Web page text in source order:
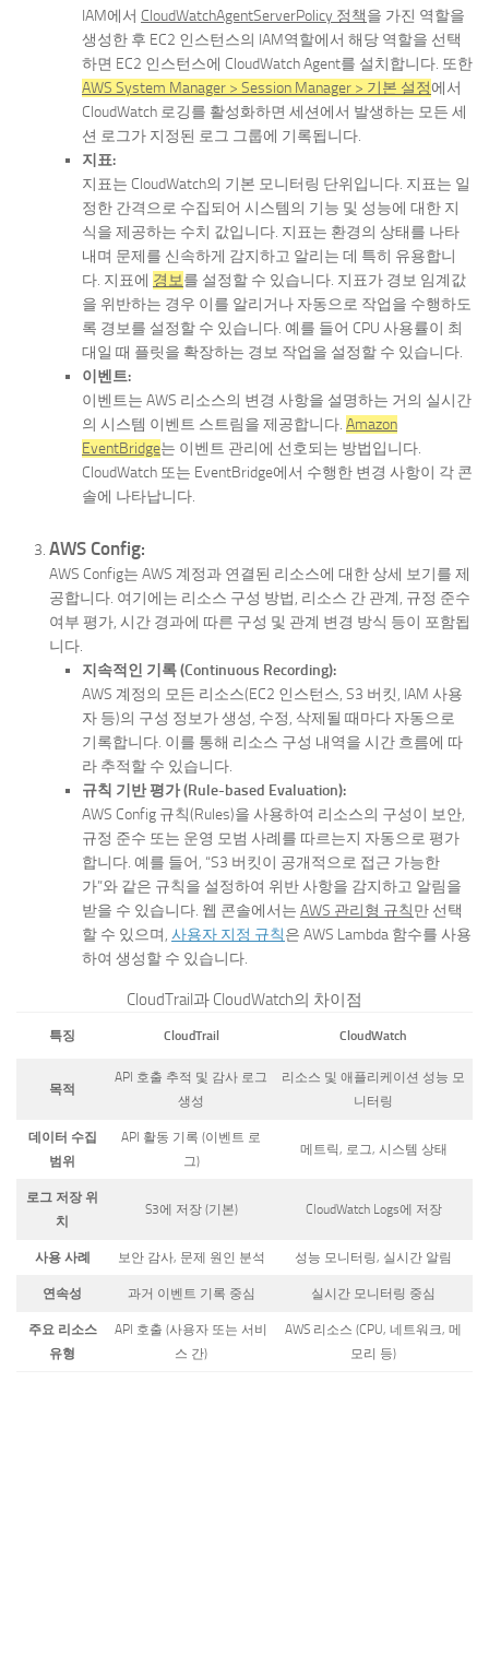
IAM에서 CloudWatchAgentServerPolicy 정책을 가진 역할을
생성한 후 EC2 인스턴스의 IAM역할에서 해당 역할을 선택
하면 EC2 인스턴스에 CloudWatch Agent를 설치합니다. 또한
AWS System Manager > Session Manager > 기본 설정에서
CloudWatch 로깅를 활성화하면 세션에서 발생하는 모든 세
션 로그가 지정된 로그 그룹에 기록됩니다.
지표:
지표는 CloudWatch의 기본 모니터링 단위입니다. 지표는 일
정한 간격으로 수집되어 시스템의 기능 및 성능에 대한 지
식을 제공하는 수치 값입니다. 지표는 환경의 상태를 나타
내며 문제를 신속하게 감지하고 알리는 데 특히 유용합니
다. 지표에 경보를 설정할 수 있습니다. 지표가 경보 임계값
을 위반하는 경우 이를 알리거나 자동으로 작업을 수행하도
록 경보를 설정할 수 있습니다. 예를 들어 CPU 사용률이 최
대일 때 플릿을 확장하는 경보 작업을 설정할 수 있습니다.
이벤트:
이벤트는 AWS 리소스의 변경 사항을 설명하는 거의 실시간
의 시스템 이벤트 스트림을 제공합니다. Amazon
EventBridge는 이벤트 관리에 선호되는 방법입니다.
CloudWatch 또는 EventBridge에서 수행한 변경 사항이 각 콘
솔에 나타납니다.
AWS Config:
AWS Config는 AWS 계정과 연결된 리소스에 대한 상세 보기를 제
공합니다. 여기에는 리소스 구성 방법, 리소스 간 관계, 규정 준수
여부 평가, 시간 경과에 따른 구성 및 관계 변경 방식 등이 포함됩
니다.
지속적인 기록 (Continuous Recording):
AWS 계정의 모든 리소스(EC2 인스턴스, S3 버킷, IAM 사용
자 등)의 구성 정보가 생성, 수정, 삭제될 때마다 자동으로
기록합니다. 이를 통해 리소스 구성 내역을 시간 흐름에 따
라 추적할 수 있습니다.
규칙 기반 평가 (Rule-based Evaluation):
AWS Config 규칙(Rules)을 사용하여 리소스의 구성이 보안,
규정 준수 또는 운영 모범 사례를 따르는지 자동으로 평가
합니다. 예를 들어, “S3 버킷이 공개적으로 접근 가능한
가”와 같은 규칙을 설정하여 위반 사항을 감지하고 알림을
받을 수 있습니다. 웹 콘솔에서는 AWS 관리형 규칙만 선택
할 수 있으며, 사용자 지정 규칙은 AWS Lambda 함수를 사용
하여 생성할 수 있습니다.
CloudTrail과 CloudWatch의 차이점
특징 CloudTrail CloudWatch
목적
API 호출 추적 및 감사 로그
생성
리소스 및 애플리케이션 성능 모
니터링
데이터 수집
범위
API 활동 기록 (이벤트 로
그)
메트릭, 로그, 시스템 상태
로그 저장 위
치
S3에 저장 (기본) CloudWatch Logs에 저장
사용 사례 보안 감사, 문제 원인 분석 성능 모니터링, 실시간 알림
연속성 과거 이벤트 기록 중심 실시간 모니터링 중심
주요 리소스
유형
API 호출 (사용자 또는 서비
스 간)
AWS 리소스 (CPU, 네트워크, 메
모리 등)